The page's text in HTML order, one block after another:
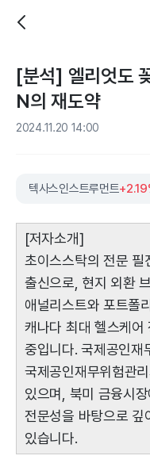
[분석] 엘리엇도
N의 재도약
2024.11.20 14:00
텍사스인스트루먼트
[저자소개]
초이스스탁의 전문
출신으로, 현지 외환
애널리스트와 포트폴
캐나다 최대 헬스케어
중입니다. 국제공인재
국제공인재무위험관
있으며, 북미 금융시
전문성을 바탕으로 깊
있습니다.